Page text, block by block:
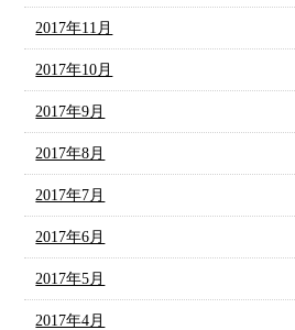
2017年11月
2017年10月
2017年9月
2017年8月
2017年7月
2017年6月
2017年5月
2017年4月